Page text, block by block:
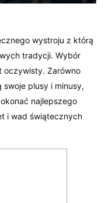
wystroju z którą
tradycji. Wybór
oczywisty. Zarówno
plusy i minusy,
najlepszego
i wad świątecznych